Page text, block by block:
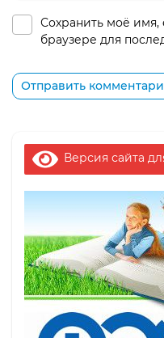
Сохранить моё имя,
браузере для
Версия сайта